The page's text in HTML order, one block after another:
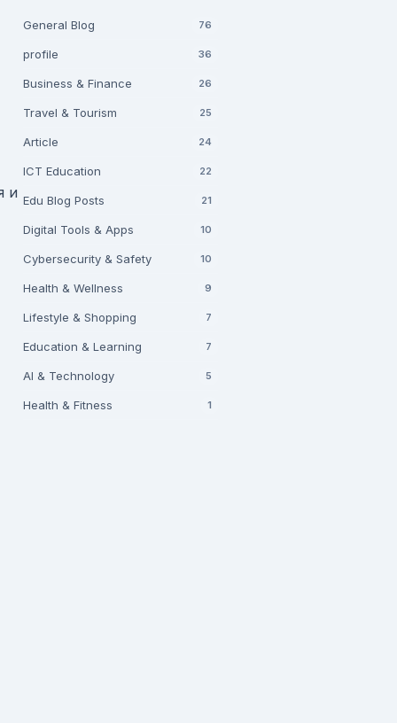
и
General Blog 76
profile 36
Business & Finance 26
Travel & Tourism 25
Article 24
ICT Education 22
Edu Blog Posts 21
Digital Tools & Apps 10
Cybersecurity & Safety 10
Health & Wellness 9
Lifestyle & Shopping 7
Education & Learning 7
AI & Technology 5
Health & Fitness 1